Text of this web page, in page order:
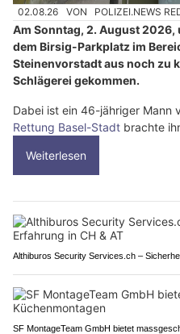
02.08.26 VON POLIZEI.NEWS
Am Sonntag, 2. August 2026,
dem Birsig-Parkplatz im
Steinenvorstadt aus noch zu
Schlägerei gekommen.
Dabei ist ein 46-jähriger Mann
Rettung Basel-Stadt brachte
Weiterlesen
Althiburos Security Services.ch –
SF MontageTeam GmbH bietet